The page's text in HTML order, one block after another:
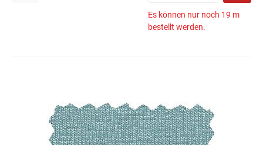
Es können nur noch 19 m
bestellt werden.